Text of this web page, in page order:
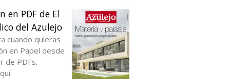
en PDF de El
del Azulejo
cuando quieras
en Papel desde
de PDFs.